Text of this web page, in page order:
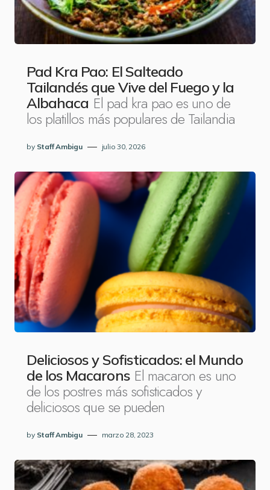
Pad Kra Pao: El Salteado
Tailandés que Vive del Fuego y la
Albahaca El pad kra pao es uno de
los platillos más populares de Tailandia
by Staff Ambigu julio 30, 2026
Deliciosos y Sofisticados: el Mundo
de los Macarons El macaron es uno
de los postres más sofisticados y
deliciosos que se pueden
by Staff Ambigu marzo 28, 2023